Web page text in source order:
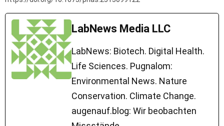
LabNews Media LLC
LabNews: Biotech. Digital Health.
Life Sciences. Pugnalom:
Environmental News. Nature
Conservation. Climate Change.
augenauf.blog: Wir beobachten